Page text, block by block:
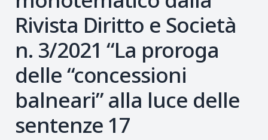
Rivista Diritto e Società
n. 3/2021 “La proroga
delle “concessioni
balneari” alla luce delle
sentenze 17